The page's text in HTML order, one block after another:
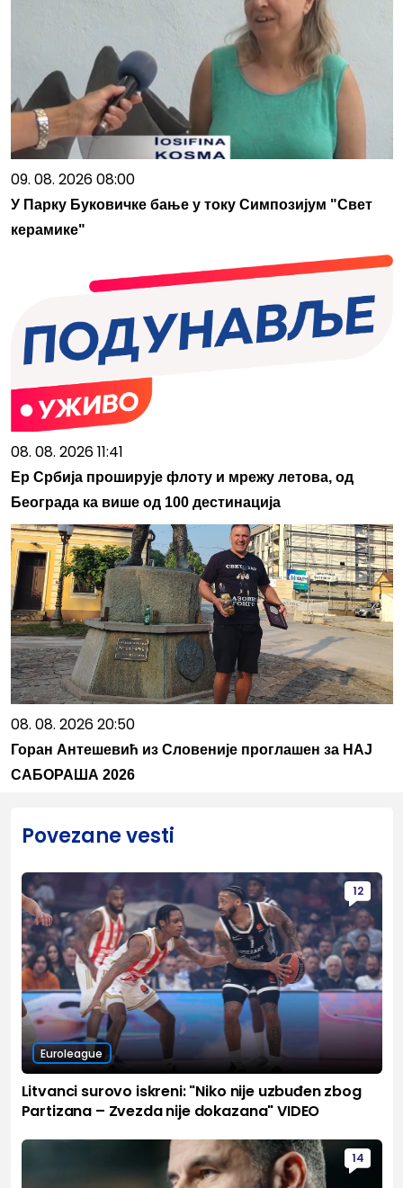
09. 08. 2026 08:00
У Парку Буковичке бање у току Симпозијум "Свет
керамике"
08. 08. 2026 11:41
Ер Србија проширује флоту и мрежу летова, од
Београда ка више од 100 дестинација
08. 08. 2026 20:50
Горан Антешевић из Словеније проглашен за НАЈ
САБОРАША 2026
Povezane vesti
12
Euroleague
Litvanci surovo iskreni: "Niko nije uzbuđen zbog
Partizana – Zvezda nije dokazana" VIDEO
14